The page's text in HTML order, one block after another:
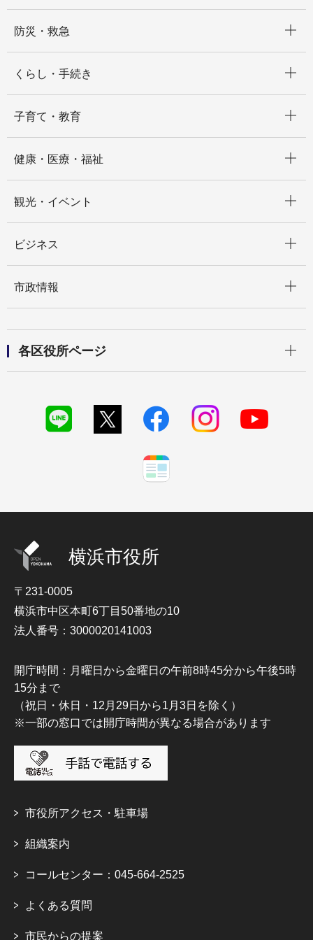
防災・救急
くらし・手続き
子育て・教育
健康・医療・福祉
観光・イベント
ビジネス
市政情報
各区役所ページ
横浜市役所
〒231-0005
横浜市中区本町6丁目50番地の10
法人番号：3000020141003
開庁時間：月曜日から金曜日の午前8時45分から午後5時
15分まで
（祝日・休日・12月29日から1月3日を除く）
※一部の窓口では開庁時間が異なる場合があります
市役所アクセス・駐車場
組織案内
コールセンター：045-664-2525
よくある質問
市民からの提案